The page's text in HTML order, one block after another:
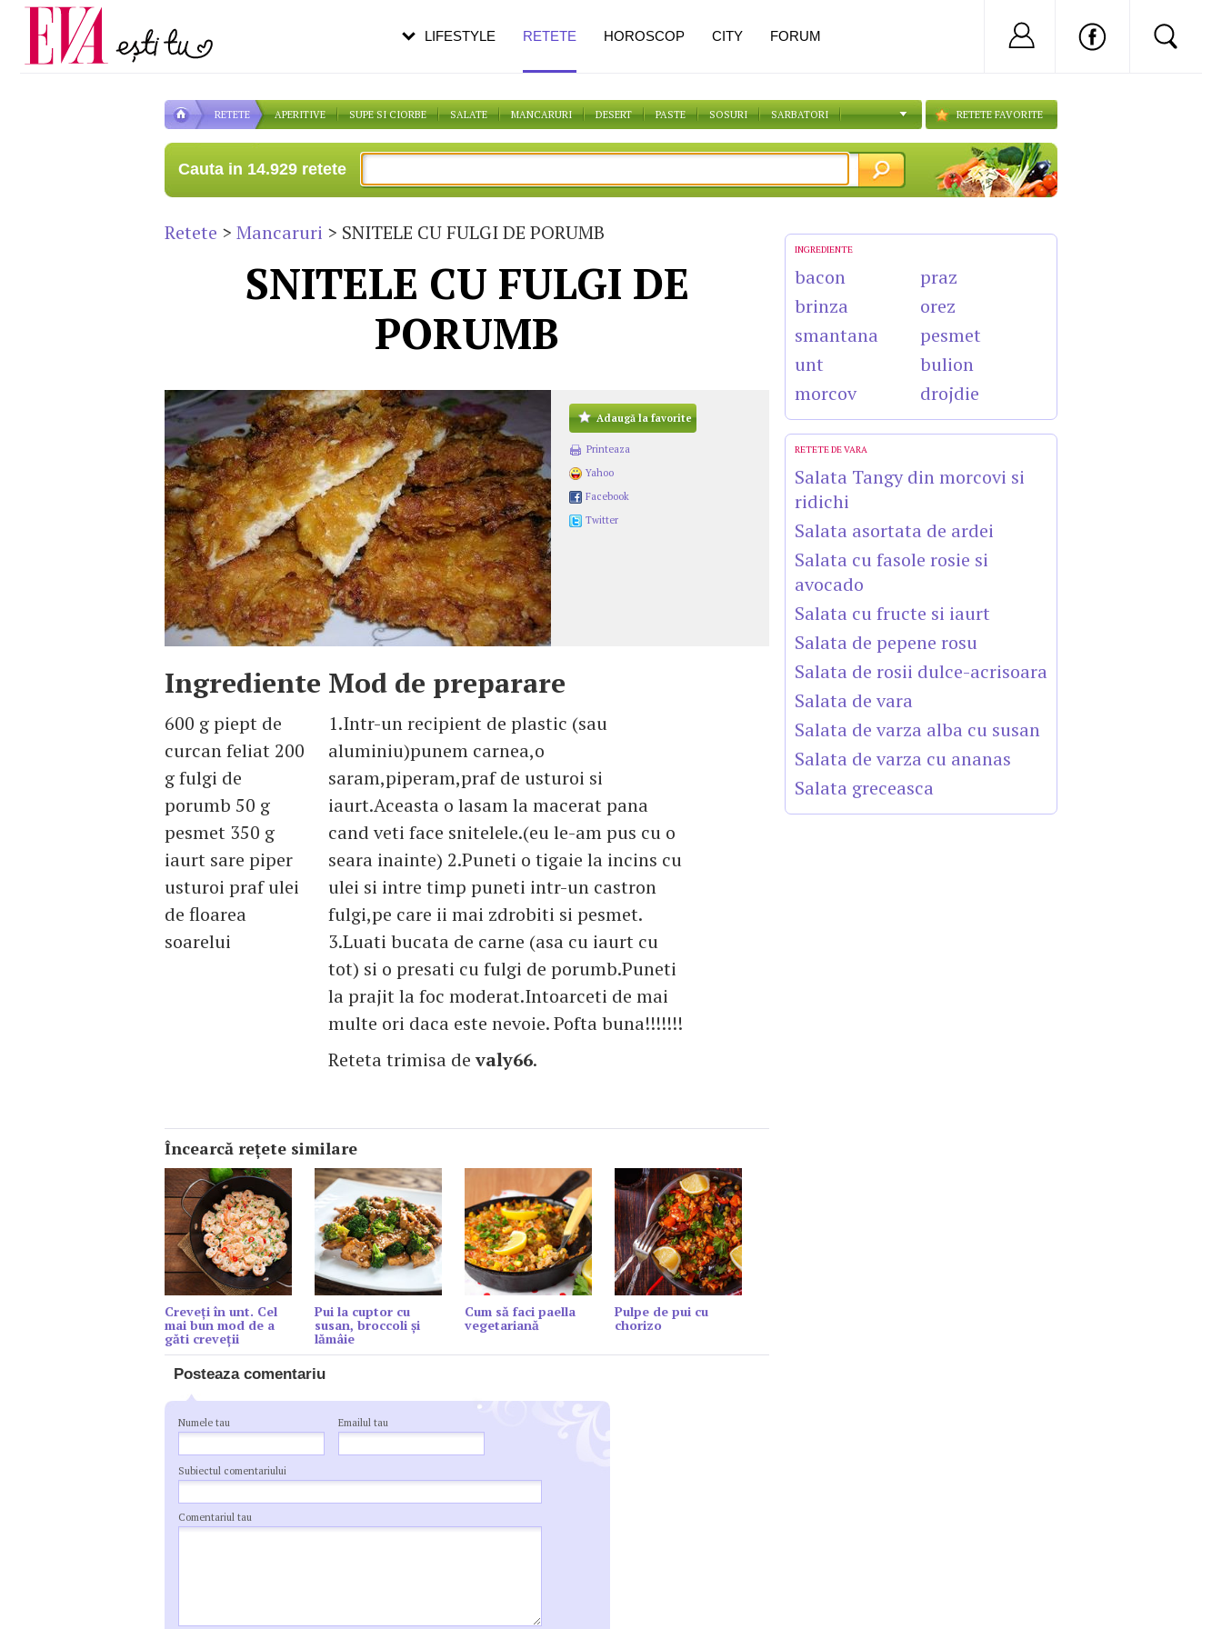
RETETE APERITIVE SUPE SI CIORBE SALATE MANCARURI DESERT PASTE SOSURI SARBATORI RETETE FAVORITE
Cauta in 14.929 retete
Retete > Mancaruri > SNITELE CU FULGI DE PORUMB
SNITELE CU FULGI DE
PORUMB
Adaugă la favorite
Printeaza
Yahoo
Facebook
Twitter
Ingrediente
600 g piept de
curcan feliat 200
g fulgi de
porumb 50 g
pesmet 350 g
iaurt sare piper
usturoi praf ulei
de floarea
soarelui
Mod de preparare
1.Intr-un recipient de plastic (sau
aluminiu)punem carnea,o
saram,piperam,praf de usturoi si
iaurt.Aceasta o lasam la macerat pana
cand veti face snitelele.(eu le-am pus cu o
seara inainte) 2.Puneti o tigaie la incins cu
ulei si intre timp puneti intr-un castron
fulgi,pe care ii mai zdrobiti si pesmet.
3.Luati bucata de carne (asa cu iaurt cu
tot) si o presati cu fulgi de porumb.Puneti
la prajit la foc moderat.Intoarceti de mai
multe ori daca este nevoie. Pofta buna!!!!!!!
Reteta trimisa devaly66.
Încearcă reţete similare
Creveți în unt. Cel
mai bun mod de a
găti creveții
Pui la cuptor cu
susan, broccoli și
lămâie
Cum să faci paella
vegetariană
Pulpe de pui cu
chorizo
Posteaza comentariu
Numele tau Emailul tau
Subiectul comentariului
Comentariul tau
INGREDIENTE
bacon
brinza
smantana
unt
morcov
praz
orez
pesmet
bulion
drojdie
RETETE DE VARA
Salata Tangy din morcovi si
ridichi
Salata asortata de ardei
Salata cu fasole rosie si
avocado
Salata cu fructe si iaurt
Salata de pepene rosu
Salata de rosii dulce-acrisoara
Salata de vara
Salata de varza alba cu susan
Salata de varza cu ananas
Salata greceasca
LIFESTYLE RETETE HOROSCOP CITY FORUM Nu ai cont?
Carieră
Actualitate